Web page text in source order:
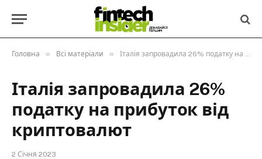
Головна » Всі матеріали » Італія запровадила 26% податку на прибуток від криптовалют
Італія запровадила 26%
податку на прибуток від
криптовалют
2 Січня 2023